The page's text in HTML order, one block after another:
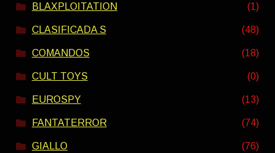
BLAXPLOITATION (1)
CLASIFICADA S (48)
COMANDOS (18)
CULT TOYS (0)
EUROSPY (13)
FANTATERROR (74)
GIALLO (76)